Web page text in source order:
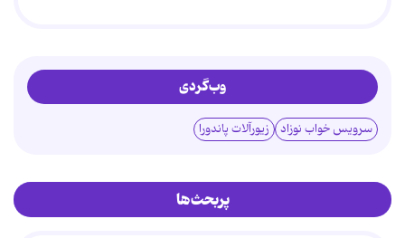
وب‌گردی
سرویس خواب نوزاد زیورآلات پاندورا
پربحث‌ها